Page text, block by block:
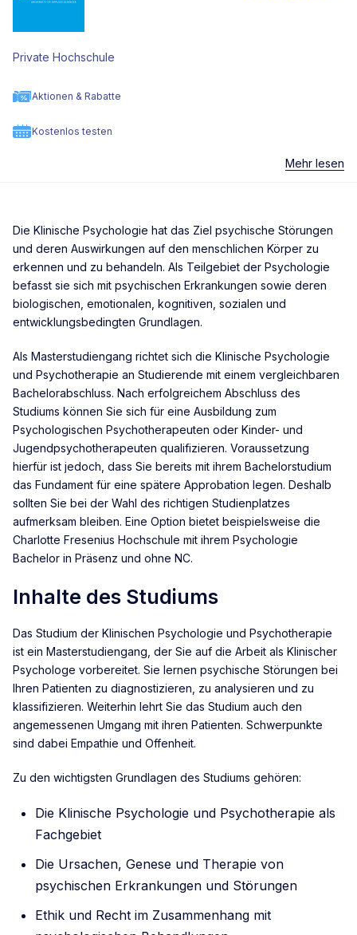
Private Hochschule
Aktionen & Rabatte
Kostenlos testen
Mehr lesen
Die Klinische Psychologie hat das Ziel psychische Störungen
und deren Auswirkungen auf den menschlichen Körper zu
erkennen und zu behandeln. Als Teilgebiet der Psychologie
befasst sie sich mit psychischen Erkrankungen sowie deren
biologischen, emotionalen, kognitiven, sozialen und
entwicklungsbedingten Grundlagen.
Als Masterstudiengang richtet sich die Klinische Psychologie
und Psychotherapie an Studierende mit einem vergleichbaren
Bachelorabschluss. Nach erfolgreichem Abschluss des
Studiums können Sie sich für eine Ausbildung zum
Psychologischen Psychotherapeuten oder Kinder- und
Jugendpsychotherapeuten qualifizieren. Voraussetzung
hierfür ist jedoch, dass Sie bereits mit ihrem Bachelorstudium
das Fundament für eine spätere Approbation legen. Deshalb
sollten Sie bei der Wahl des richtigen Studienplatzes
aufmerksam bleiben. Eine Option bietet beispielsweise die
Charlotte Fresenius Hochschule mit ihrem Psychologie
Bachelor in Präsenz und ohne NC.
Inhalte des Studiums
Das Studium der Klinischen Psychologie und Psychotherapie
ist ein Masterstudiengang, der Sie auf die Arbeit als Klinischer
Psychologe vorbereitet. Sie lernen psychische Störungen bei
Ihren Patienten zu diagnostizieren, zu analysieren und zu
klassifizieren. Weiterhin lehrt Sie das Studium auch den
angemessenen Umgang mit ihren Patienten. Schwerpunkte
sind dabei Empathie und Offenheit.
Zu den wichtigsten Grundlagen des Studiums gehören:
Die Klinische Psychologie und Psychotherapie als
Fachgebiet
Die Ursachen, Genese und Therapie von
psychischen Erkrankungen und Störungen
Ethik und Recht im Zusammenhang mit